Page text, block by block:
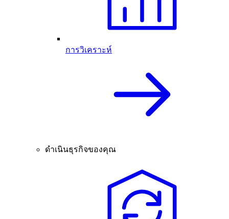
การวิเคราะห์
ดำเนินธุรกิจของคุณ